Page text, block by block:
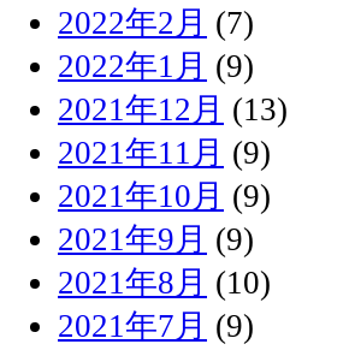
2022年2月 (7)
2022年1月 (9)
2021年12月 (13)
2021年11月 (9)
2021年10月 (9)
2021年9月 (9)
2021年8月 (10)
2021年7月 (9)